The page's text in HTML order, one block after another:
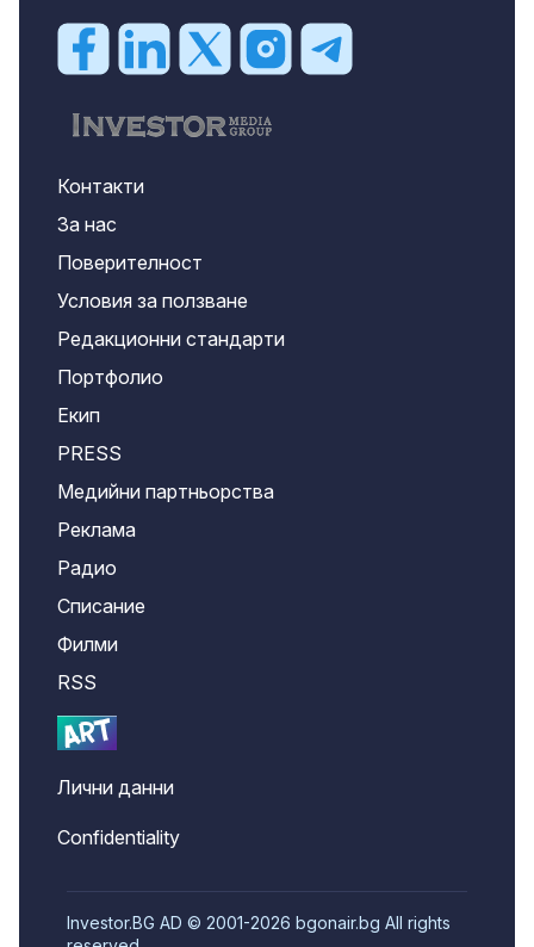
Контакти
За нас
Поверителност
Условия за ползване
Редакционни стандарти
Портфолио
Екип
PRESS
Медийни партньорства
Реклама
Радио
Списание
Филми
RSS
Лични данни
Confidentiality
Investor.BG AD © 2001-2026 bgonair.bg All rights